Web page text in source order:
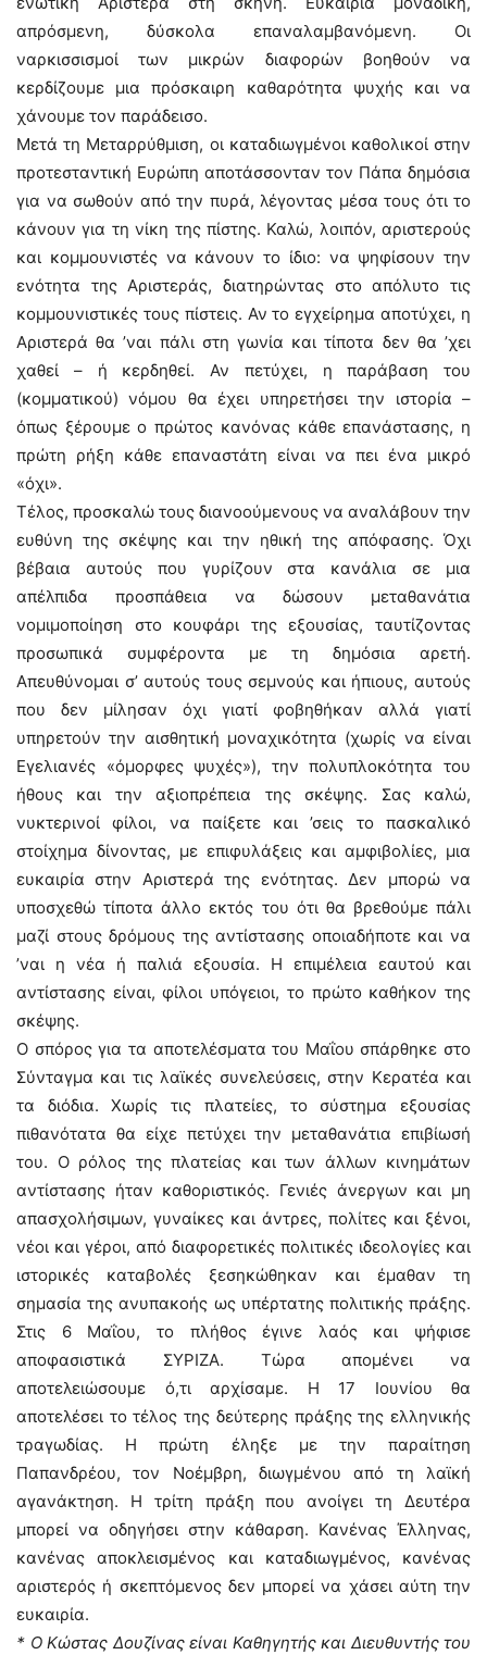
απρόσμενη, δύσκολα επαναλαμβανόμενη. Οι
ναρκισσισμοί των μικρών διαφορών βοηθούν να
κερδίζουμε μια πρόσκαιρη καθαρότητα ψυχής και να
χάνουμε τον παράδεισο.
Μετά τη Μεταρρύθμιση, οι καταδιωγμένοι καθολικοί στην
προτεσταντική Ευρώπη αποτάσσονταν τον Πάπα δημόσια
για να σωθούν από την πυρά, λέγοντας μέσα τους ότι το
κάνουν για τη νίκη της πίστης. Καλώ, λοιπόν, αριστερούς
και κομμουνιστές να κάνουν το ίδιο: να ψηφίσουν την
ενότητα της Αριστεράς, διατηρώντας στο απόλυτο τις
κομμουνιστικές τους πίστεις. Αν το εγχείρημα αποτύχει, η
Αριστερά θα ’ναι πάλι στη γωνία και τίποτα δεν θα ’χει
χαθεί – ή κερδηθεί. Αν πετύχει, η παράβαση του
(κομματικού) νόμου θα έχει υπηρετήσει την ιστορία –
όπως ξέρουμε ο πρώτος κανόνας κάθε επανάστασης, η
πρώτη ρήξη κάθε επαναστάτη είναι να πει ένα μικρό
«όχι».
Τέλος, προσκαλώ τους διανοούμενους να αναλάβουν την
ευθύνη της σκέψης και την ηθική της απόφασης. Όχι
βέβαια αυτούς που γυρίζουν στα κανάλια σε μια
απέλπιδα προσπάθεια να δώσουν μεταθανάτια
νομιμοποίηση στο κουφάρι της εξουσίας, ταυτίζοντας
προσωπικά συμφέροντα με τη δημόσια αρετή.
Απευθύνομαι σ’ αυτούς τους σεμνούς και ήπιους, αυτούς
που δεν μίλησαν όχι γιατί φοβηθήκαν αλλά γιατί
υπηρετούν την αισθητική μοναχικότητα (χωρίς να είναι
Εγελιανές «όμορφες ψυχές»), την πολυπλοκότητα του
ήθους και την αξιοπρέπεια της σκέψης. Σας καλώ,
νυκτερινοί φίλοι, να παίξετε και ’σεις το πασκαλικό
στοίχημα δίνοντας, με επιφυλάξεις και αμφιβολίες, μια
ευκαιρία στην Αριστερά της ενότητας. Δεν μπορώ να
υποσχεθώ τίποτα άλλο εκτός του ότι θα βρεθούμε πάλι
μαζί στους δρόμους της αντίστασης οποιαδήποτε και να
’ναι η νέα ή παλιά εξουσία. Η επιμέλεια εαυτού και
αντίστασης είναι, φίλοι υπόγειοι, το πρώτο καθήκον της
σκέψης.
Ο σπόρος για τα αποτελέσματα του Μαΐου σπάρθηκε στο
Σύνταγμα και τις λαϊκές συνελεύσεις, στην Κερατέα και
τα διόδια. Xωρίς τις πλατείες, το σύστημα εξουσίας
πιθανότατα θα είχε πετύχει την μεταθανάτια επιβίωσή
του. Ο ρόλος της πλατείας και των άλλων κινημάτων
αντίστασης ήταν καθοριστικός. Γενιές άνεργων και μη
απασχολήσιμων, γυναίκες και άντρες, πολίτες και ξένοι,
νέοι και γέροι, από διαφορετικές πολιτικές ιδεολογίες και
ιστορικές καταβολές ξεσηκώθηκαν και έμαθαν τη
σημασία της ανυπακοής ως υπέρτατης πολιτικής πράξης.
Στις 6 Μαΐου, το πλήθος έγινε λαός και ψήφισε
αποφασιστικά ΣΥΡΙΖΑ. Τώρα απομένει να
αποτελειώσουμε ό,τι αρχίσαμε. Η 17 Ιουνίου θα
αποτελέσει το τέλος της δεύτερης πράξης της ελληνικής
τραγωδίας. Η πρώτη έληξε με την παραίτηση
Παπανδρέου, τον Νοέμβρη, διωγμένου από τη λαϊκή
αγανάκτηση. Η τρίτη πράξη που ανοίγει τη Δευτέρα
μπορεί να οδηγήσει στην κάθαρση. Κανένας Έλληνας,
κανένας αποκλεισμένος και καταδιωγμένος, κανένας
αριστερός ή σκεπτόμενος δεν μπορεί να χάσει αύτη την
ευκαιρία.
* Ο Κώστας Δουζίνας είναι Καθηγητής και Διευθυντής του